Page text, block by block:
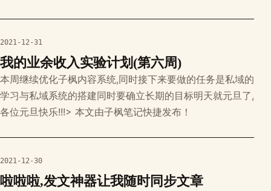
本文由子枫笔记快捷发布！
2021-12-31
我的业余收入实验计划(第六周)
本周继续优化子枫内容系统,同时接下来要做的任务是私域的
学习与私域系统的搭建同时要确立长期的目标明天就元旦了,
各位元旦快乐!!!> 本文由子枫笔记快捷发布！
2021-12-30
啦啦啦,发文神器让我随时同步文章